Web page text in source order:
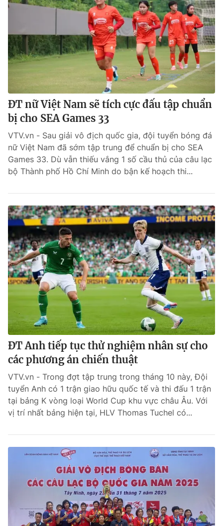
ĐT nữ Việt Nam sẽ tích cực đấu tập chuẩn
bị cho SEA Games 33
VTV.vn - Sau giải vô địch quốc gia, đội tuyển bóng đá
nữ Việt Nam đã sớm tập trung để chuẩn bị cho SEA
Games 33. Dù vẫn thiếu vắng 1 số cầu thủ của câu lạc
bộ Thành phố Hồ Chí Minh do bận kế hoạch thi...
ĐT Anh tiếp tục thử nghiệm nhân sự cho
các phương án chiến thuật
VTV.vn - Trong đợt tập trung trong tháng 10 này, Đội
tuyển Anh có 1 trận giao hữu quốc tế và thi đấu 1 trận
tại bảng K vòng loại World Cup khu vực châu Âu. Với
vị trí nhất bảng hiện tại, HLV Thomas Tuchel có...